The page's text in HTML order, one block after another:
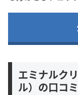
エミナルク
ル）の口コ